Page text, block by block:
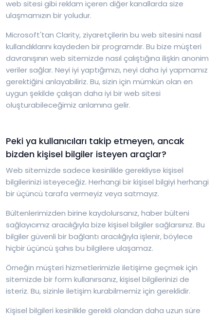
web sitesi gibi reklam içeren diğer kanallarda size
ulaşmamızın bir yoludur.
Microsoft'tan Clarity, ziyaretçilerin bu web sitesini nasıl
kullandıklarını kaydeden bir programdır. Bu bize müşteri
davranışının web sitemizde nasıl çalıştığına ilişkin anonim
veriler sağlar. Neyi iyi yaptığımızı, neyi daha iyi yapmamız
gerektiğini anlayabiliriz. Bu, sizin için mümkün olan en
uygun şekilde çalışan daha iyi bir web sitesi
oluşturabileceğimiz anlamına gelir.
Peki ya kullanıcıları takip etmeyen, ancak
bizden kişisel bilgiler isteyen araçlar?
Web sitemizde sadece kesinlikle gerekliyse kişisel
bilgilerinizi isteyeceğiz. Herhangi bir kişisel bilgiyi herhangi
bir üçüncü tarafa vermeyiz veya satmayız.
Bültenlerimizden birine kaydolursanız, haber bülteni
sağlayıcımız aracılığıyla bize kişisel bilgiler sağlarsınız. Bu
bilgiler güvenli bir bağlantı aracılığıyla işlenir, böylece
hiçbir üçüncü şahıs bu bilgilere ulaşamaz.
Örneğin müşteri hizmetlerimizle iletişime geçmek için
sitemizde bir form kullanırsanız, kişisel bilgilerinizi de
isteriz. Bu, sizinle iletişim kurabilmemiz için gereklidir.
Kişisel bilgileri kesinlikle gerekli olandan daha uzun süre